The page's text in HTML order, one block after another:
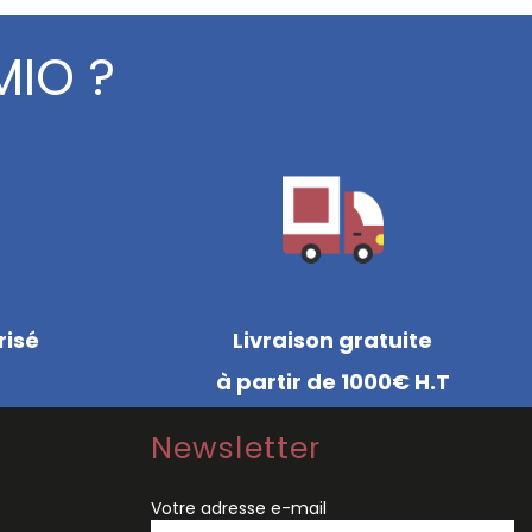
?
Livraison gratuite
à partir de 1000€ H.T
Newsletter
Votre adresse e-mail